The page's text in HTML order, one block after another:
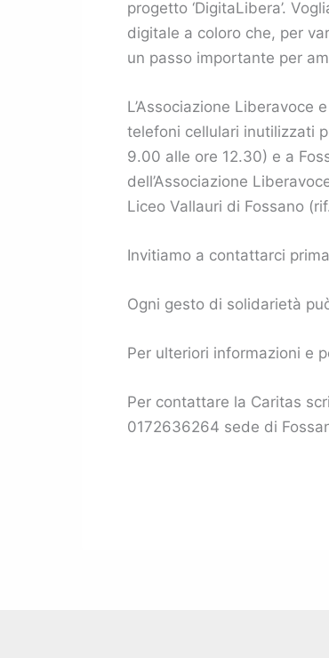
progetto ‘DigitaLibera’.
digitale a coloro che, per
un passo importante per
L’Associazione
telefoni cellulari inutilizzati
9.00 alle ore 12.30) e a
dell’Associazione
Liceo Vallauri di Fossano
Invitiamo a contattarci
Ogni gesto di solidarietà
Per ulteriori informazioni e
Per contattare la Caritas
0172636264 sede di